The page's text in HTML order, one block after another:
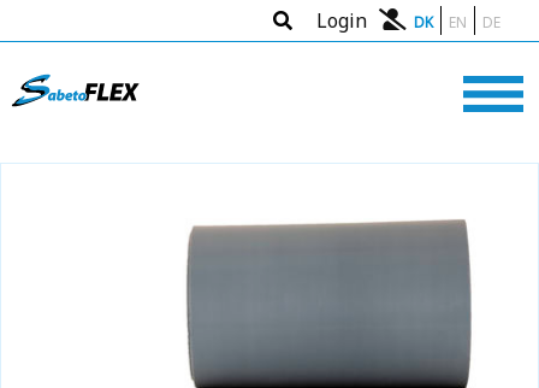
Login DK EN DE